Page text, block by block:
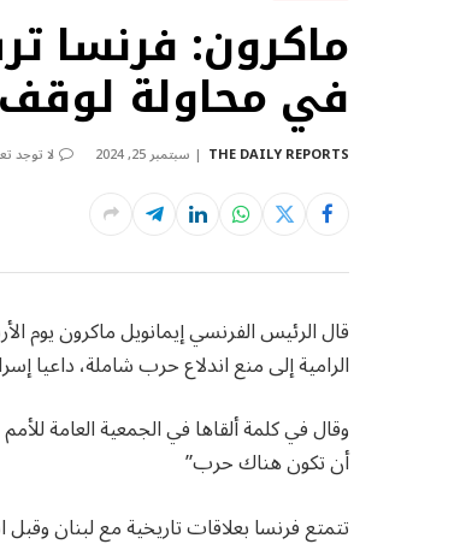
ماكرون: فرنسا
في محاولة
THE DAILY REPORTS سبتمبر 25, 2024 لا توجد
قال الرئيس الفرنسي إيمانويل ماكرون يوم
الرامية إلى منع اندلاع حرب شاملة، داعيا
وقال في كلمة ألقاها في الجمعية العامة
أن تكون هناك حرب”
تتمتع فرنسا بعلاقات تاريخية مع لبنان